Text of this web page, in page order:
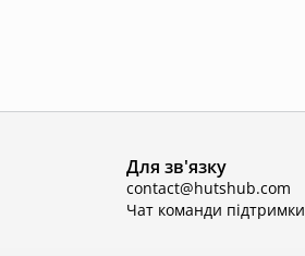
Для зв'язку
contact@hutshub.com
Чат команди підтримки